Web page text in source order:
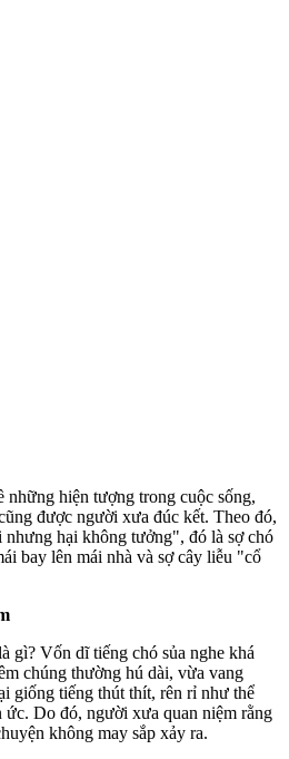
hiện tượng trong cuộc sống,
được người xưa đúc kết. Theo đó,
hại không tưởng", đó là sợ chó
bay lên mái nhà và sợ cây liễu "cổ
gì? Vốn dĩ tiếng chó sủa nghe khá
chúng thường hú dài, vừa vang
giống tiếng thút thít, rên rỉ như thể
ức. Do đó, người xưa quan niệm rằng
không may sắp xảy ra.